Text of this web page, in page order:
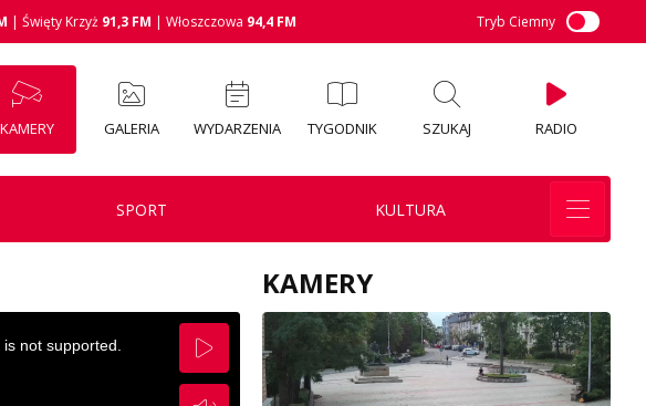
| Święty Krzyż 91,3 FM | Włoszczowa 94,4 FM Tryb Ciemny
KAMERY GALERIA WYDARZENIA TYGODNIK SZUKAJ RADIO
SPORT KULTURA
not supported.
KAMERY